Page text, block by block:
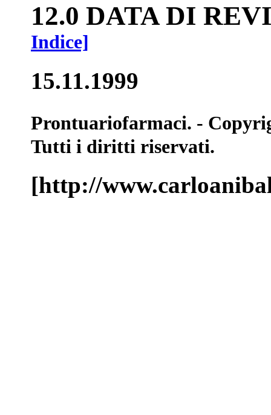
12.0 DATA DI
Indice]
15.11.1999
Prontuariofarmaci. -
Tutti i diritti riservati.
[http://